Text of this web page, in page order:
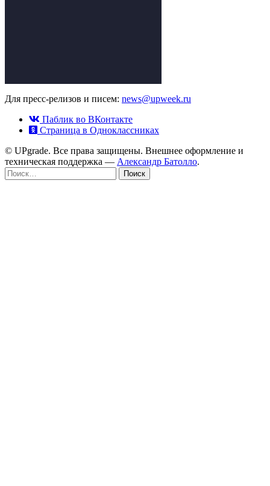
Для пресс-релизов и писем: news@upweek.ru
Паблик во ВКонтакте
Страница в Одноклассниках
© UPgrade. Все права защищены. Внешнее оформление и
техническая поддержка — Александр Батолло.
Найти: